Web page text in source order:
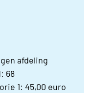
afdeling
68
1: 45,00 euro